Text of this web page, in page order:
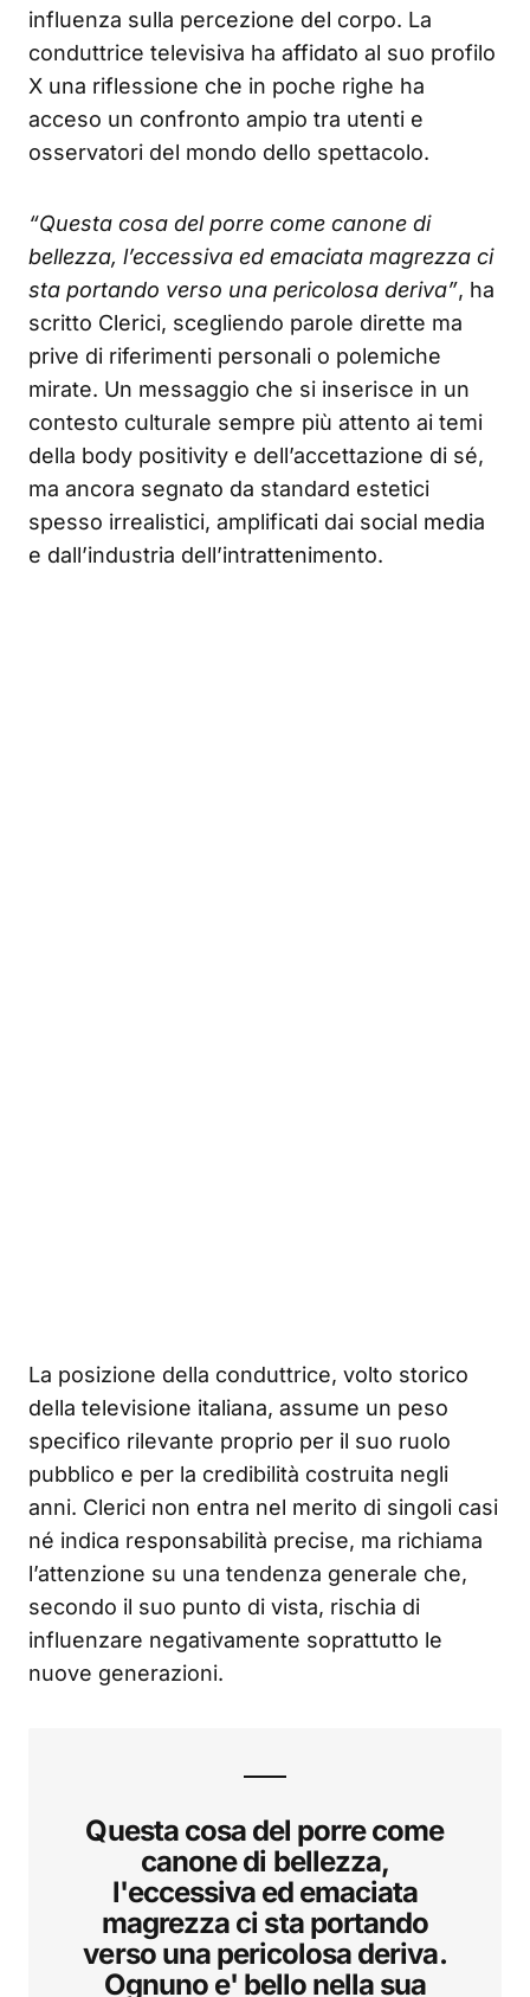
influenza sulla percezione del corpo. La
conduttrice televisiva ha affidato al suo profilo
X una riflessione che in poche righe ha
acceso un confronto ampio tra utenti e
osservatori del mondo dello spettacolo.
“Questa cosa del porre come canone di
bellezza, l’eccessiva ed emaciata magrezza ci
sta portando verso una pericolosa deriva”, ha
scritto Clerici, scegliendo parole dirette ma
prive di riferimenti personali o polemiche
mirate. Un messaggio che si inserisce in un
contesto culturale sempre più attento ai temi
della body positivity e dell’accettazione di sé,
ma ancora segnato da standard estetici
spesso irrealistici, amplificati dai social media
e dall’industria dell’intrattenimento.
La posizione della conduttrice, volto storico
della televisione italiana, assume un peso
specifico rilevante proprio per il suo ruolo
pubblico e per la credibilità costruita negli
anni. Clerici non entra nel merito di singoli casi
né indica responsabilità precise, ma richiama
l’attenzione su una tendenza generale che,
secondo il suo punto di vista, rischia di
influenzare negativamente soprattutto le
nuove generazioni.
Questa cosa del porre come
canone di bellezza,
l'eccessiva ed emaciata
magrezza ci sta portando
verso una pericolosa deriva.
Ognuno e' bello nella sua